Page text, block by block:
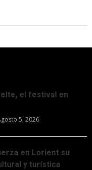
el festival en
5, 2026
en Lorient su
y turística